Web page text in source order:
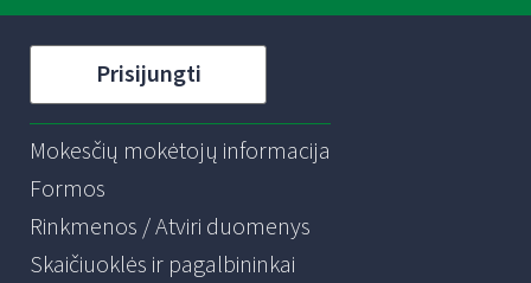
Prisijungti
Mokesčių mokėtojų informacija
Formos
Rinkmenos / Atviri duomenys
Skaičiuoklės ir pagalbininkai